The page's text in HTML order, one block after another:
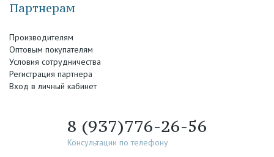
Партнерам
Производителям
Оптовым покупателям
Условия сотрудничества
Регистрация партнера
Вход в личный кабинет
8 (937)776-26-56
Консультации по телефону